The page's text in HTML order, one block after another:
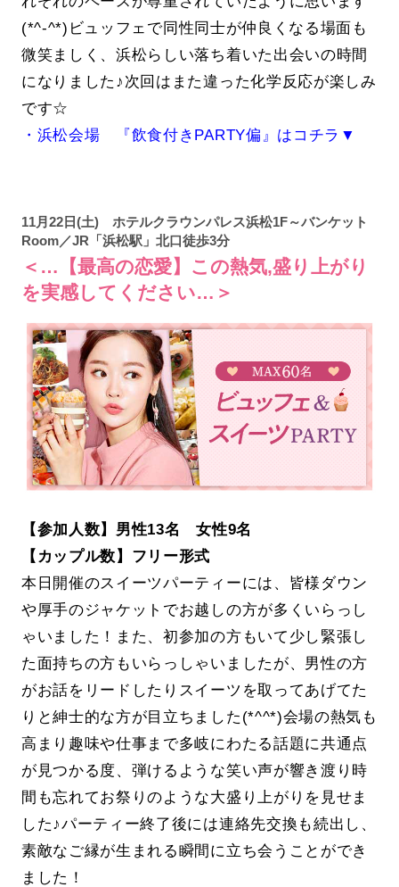
(*^-^*)ビュッフェで同性同士が仲良くなる場面も
微笑ましく、浜松らしい落ち着いた出会いの時間
になりました♪次回はまた違った化学反応が楽しみ
です☆
・浜松会場 『飲食付きPARTY偏』はコチラ▼
11月22日(土) ホテルクラウンパレス浜松1F～バンケット
Room／JR「浜松駅」北口徒歩3分
＜…【最高の恋愛】この熱気,盛り上がり
を実感してください…＞
【参加人数】男性13名 女性9名
【カップル数】フリー形式
本日開催のスイーツパーティーには、皆様ダウン
や厚手のジャケットでお越しの方が多くいらっし
ゃいました！また、初参加の方もいて少し緊張し
た面持ちの方もいらっしゃいましたが、男性の方
がお話をリードしたりスイーツを取ってあげてた
りと紳士的な方が目立ちました(*^^*)会場の熱気も
高まり趣味や仕事まで多岐にわたる話題に共通点
が見つかる度、弾けるような笑い声が響き渡り時
間も忘れてお祭りのような大盛り上がりを見せま
した♪パーティー終了後には連絡先交換も続出し、
素敵なご縁が生まれる瞬間に立ち会うことができ
ました！